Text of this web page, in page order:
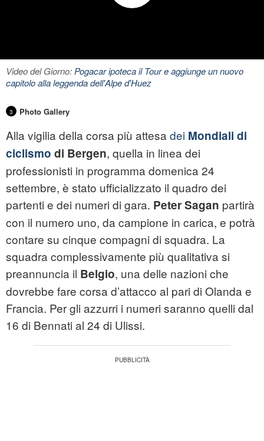
Video del Giorno:Pogacar ipoteca il Tour e aggiunge un nuovo
capitolo alla leggenda dell'Alpe d'Huez
3 Photo Gallery
Alla vigilia della corsa più attesa dei Mondiali di
ciclismo di Bergen, quella in linea dei
professionisti in programma domenica 24
settembre, è stato ufficializzato il quadro dei
partenti e dei numeri di gara. Peter Sagan partirà
con il numero uno, da campione in carica, e potrà
contare su cinque compagni di squadra. La
squadra complessivamente più qualitativa si
preannuncia il Belgio, una delle nazioni che
dovrebbe fare corsa d’attacco al pari di Olanda e
Francia. Per gli azzurri i numeri saranno quelli dal
16 di Bennati al 24 di Ulissi.